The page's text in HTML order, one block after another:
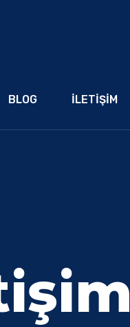
BLOG İLETIŞIM